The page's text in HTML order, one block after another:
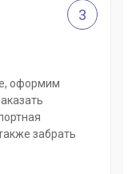
3
оформим
забрать